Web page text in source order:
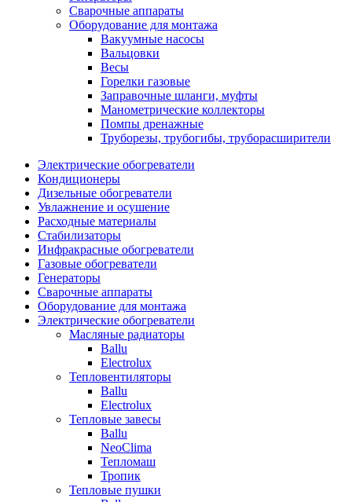
Сварочные аппараты
Оборудование для монтажа
Вакуумные насосы
Вальцовки
Весы
Горелки газовые
Заправочные шланги, муфты
Манометрические коллекторы
Помпы дренажные
Труборезы, трубогибы, труборасширители
Электрические обогреватели
Кондиционеры
Дизельные обогреватели
Увлажнение и осушение
Расходные материалы
Стабилизаторы
Инфракрасные обогреватели
Газовые обогреватели
Генераторы
Сварочные аппараты
Оборудование для монтажа
Электрические обогреватели
Масляные радиаторы
Ballu
Electrolux
Тепловентиляторы
Ballu
Electrolux
Тепловые завесы
Ballu
NeoClima
Тепломаш
Тропик
Тепловые пушки